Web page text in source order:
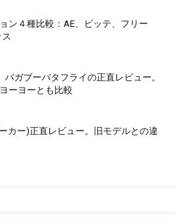
ン４種比較：AE、ビッテ、フリー
バガブーバタフライの正直レビュー。
ーヨーとも比較
カー)正直レビュー。旧モデルとの違